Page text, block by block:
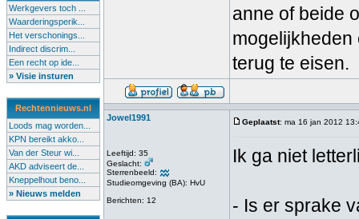
Werkgevers toch ...
Waarderingsperik...
Het verschonings...
Indirect discrim...
Een recht op ide...
» Visie insturen
Rechtennieuws.nl
Loods mag worden...
KPN bereikt akko...
Van der Steur wi...
AKD adviseert de...
Kneppelhout beno...
» Nieuws melden
anne of beide
terug te eisen.
Jowel1991
Leeftijd: 35
Geslacht:
Sterrenbeeld:
Studieomgeving (BA): HvU
Berichten: 12
Geplaatst: ma 16 jan 2012
Ik ga niet
- Is er sprake